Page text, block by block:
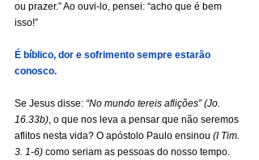
ou prazer.” Ao ouvi-lo, pensei: “acho que é bem
isso!”
É bíblico, dor e sofrimento sempre estarão
conosco.
Se Jesus disse: “No mundo tereis aflições” (Jo.
16.33b), o que nos leva a pensar que não seremos
aflitos nesta vida? O apóstolo Paulo ensinou (I Tim.
3. 1-6) como seriam as pessoas do nosso tempo.